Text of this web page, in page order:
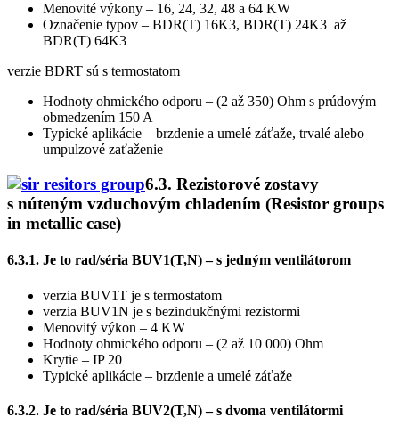
Menovité výkony – 16, 24, 32, 48 a 64 KW
Označenie typov – BDR(T) 16K3, BDR(T) 24K3 až
BDR(T) 64K3
verzie BDRT sú s termostatom
Hodnoty ohmického odporu – (2 až 350) Ohm s prúdovým
obmedzením 150 A
Typické aplikácie – brzdenie a umelé záťaže, trvalé alebo
umpulzové zaťaženie
6.3. Rezistorové zostavy
s núteným vzduchovým chladením (Resistor groups
in metallic case)
6.3.1. Je to rad/séria BUV1(T,N) – s jedným ventilátorom
verzia BUV1T je s termostatom
verzia BUV1N je s bezindukčnými rezistormi
Menovitý výkon – 4 KW
Hodnoty ohmického odporu – (2 až 10 000) Ohm
Krytie – IP 20
Typické aplikácie – brzdenie a umelé záťaže
6.3.2. Je to rad/séria BUV2(T,N) – s dvoma ventilátormi